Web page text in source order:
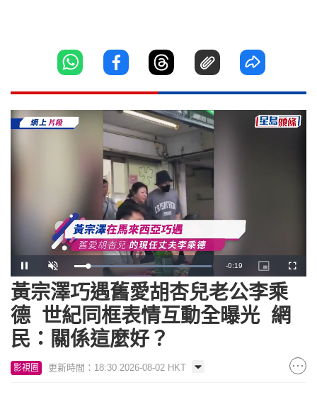
Pause Unmute Loaded:
100.00%
Remaining
Time
-0:18
Picture-
in-
Picture
黃宗澤巧遇舊愛胡杏兒老公李乘
德 世紀同框表情互動全曝光 網
民：關係這麼好？
影視圈 更新時間：18:30 2026-08-02 HKT